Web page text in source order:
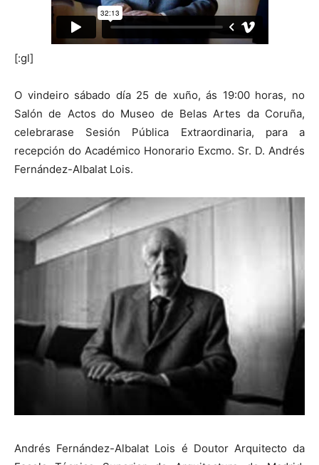
[:gl]
O vindeiro sábado día 25 de xuño, ás 19:00 horas, no
Salón de Actos do Museo de Belas Artes da Coruña,
celebrarase Sesión Pública Extraordinaria, para a
recepción do Académico Honorario Excmo. Sr. D. Andrés
Fernández-Albalat Lois.
Andrés Fernández-Albalat Lois é Doutor Arquitecto da